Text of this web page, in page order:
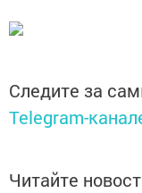
Следите за
Telegram-
Читайте